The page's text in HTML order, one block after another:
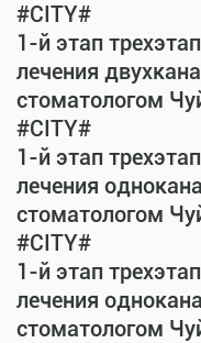
#CITY#
1-й этап
лечения
стоматологом
#CITY#
1-й этап
лечения
стоматологом
#CITY#
1-й этап
лечения
стоматологом